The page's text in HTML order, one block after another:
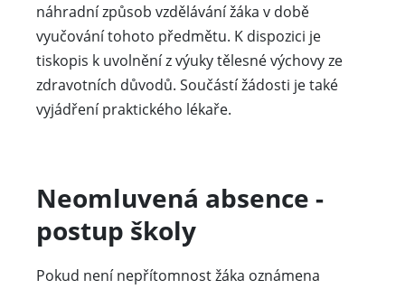
náhradní způsob vzdělávání žáka v době
vyučování tohoto předmětu. K dispozici je
tiskopis k uvolnění z výuky tělesné výchovy ze
zdravotních důvodů. Součástí žádosti je také
vyjádření praktického lékaře.
Neomluvená absence -
postup školy
Pokud není nepřítomnost žáka oznámena